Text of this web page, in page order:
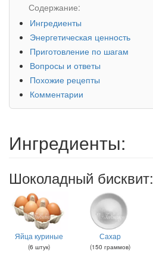
Содержание:
Ингредиенты
Энергетическая ценность
Приготовление по шагам
Вопросы и ответы
Похожие рецепты
Комментарии
Ингредиенты:
Шоколадный бисквит:
Яйца куриные
(6 штук)
Сахар
(150 граммов)